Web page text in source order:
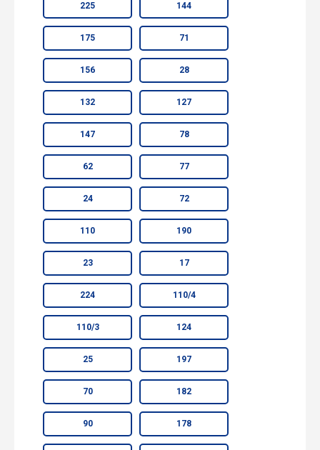
225 144
175 71
156 28
132 127
147 78
62 77
24 72
110 190
23 17
224 110/4
110/3 124
25 197
70 182
90 178